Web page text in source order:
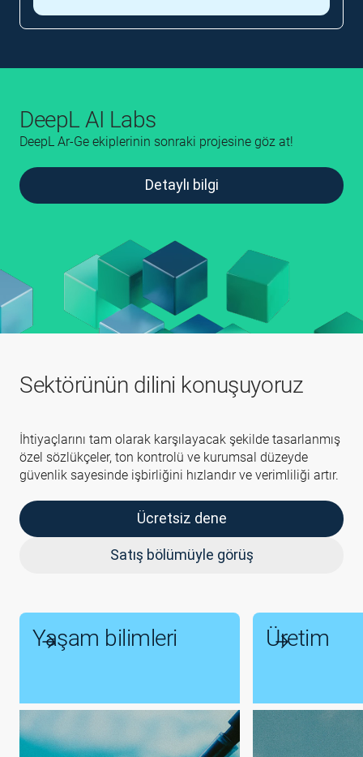
DeepL AI Labs
DeepL Ar-Ge ekiplerinin sonraki projesine göz at!
Detaylı bilgi
Sektörünün dilini konuşuyoruz
İhtiyaçlarını tam olarak karşılayacak şekilde tasarlanmış
özel sözlükçeler, ton kontrolü ve kurumsal düzeyde
güvenlik sayesinde işbirliğini hızlandır ve verimliliği artır.
Ücretsiz dene
Satış bölümüyle görüş
Yaşam bilimleri Üretim